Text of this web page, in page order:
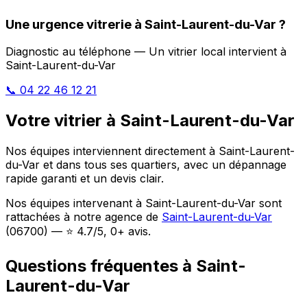
Une urgence vitrerie à Saint-Laurent-du-Var ?
Diagnostic au téléphone — Un vitrier local intervient à
Saint-Laurent-du-Var
📞 04 22 46 12 21
Votre vitrier à Saint-Laurent-du-Var
Nos équipes interviennent directement à Saint-Laurent-
du-Var et dans tous ses quartiers, avec un dépannage
rapide garanti et un devis clair.
Nos équipes intervenant à Saint-Laurent-du-Var sont
rattachées à notre agence de Saint-Laurent-du-Var
(06700) — ⭐ 4.7/5, 0+ avis.
Questions fréquentes à Saint-
Laurent-du-Var